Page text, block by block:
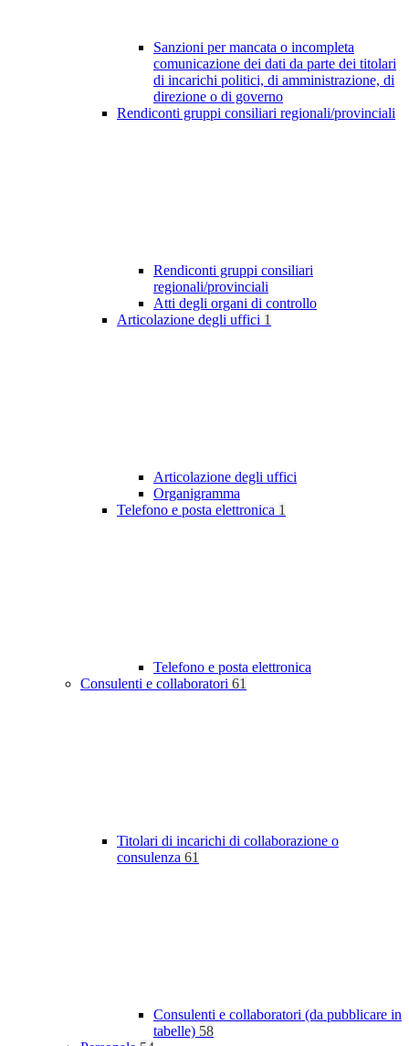
Sanzioni per mancata o incompleta
comunicazione dei dati da parte dei titolari
di incarichi politici, di amministrazione, di
direzione o di governo
Rendiconti gruppi consiliari regionali/provinciali
Rendiconti gruppi consiliari
regionali/provinciali
Atti degli organi di controllo
Articolazione degli uffici 1
Articolazione degli uffici
Organigramma
Telefono e posta elettronica 1
Telefono e posta elettronica
Consulenti e collaboratori 61
Titolari di incarichi di collaborazione o
consulenza 61
Consulenti e collaboratori (da pubblicare in
tabelle) 58